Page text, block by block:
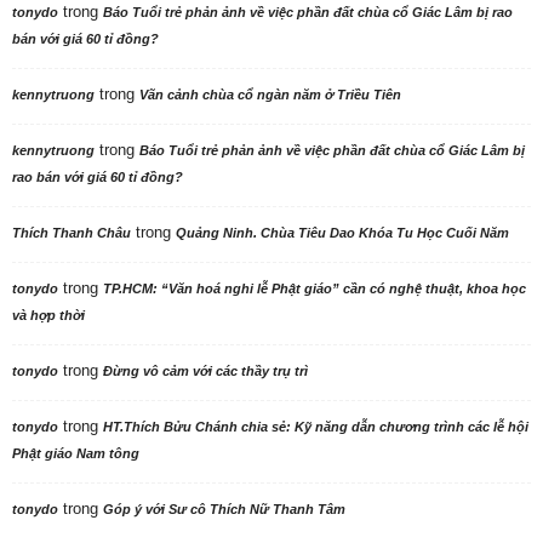
tonydo trong Báo Tuổi trẻ phản ảnh về việc phần đất chùa cổ Giác Lâm bị rao
bán với giá 60 tỉ đồng?
kennytruong trong Vãn cảnh chùa cổ ngàn năm ở Triều Tiên
kennytruong trong Báo Tuổi trẻ phản ảnh về việc phần đất chùa cổ Giác Lâm bị
rao bán với giá 60 tỉ đồng?
Thích Thanh Châu trong Quảng Ninh. Chùa Tiêu Dao Khóa Tu Học Cuối Năm
tonydo trong TP.HCM: “Văn hoá nghi lễ Phật giáo” cần có nghệ thuật, khoa học
và hợp thời
tonydo trong Đừng vô cảm với các thầy trụ trì
tonydo trong HT.Thích Bửu Chánh chia sẻ: Kỹ năng dẫn chương trình các lễ hội
Phật giáo Nam tông
tonydo trong Góp ý với Sư cô Thích Nữ Thanh Tâm